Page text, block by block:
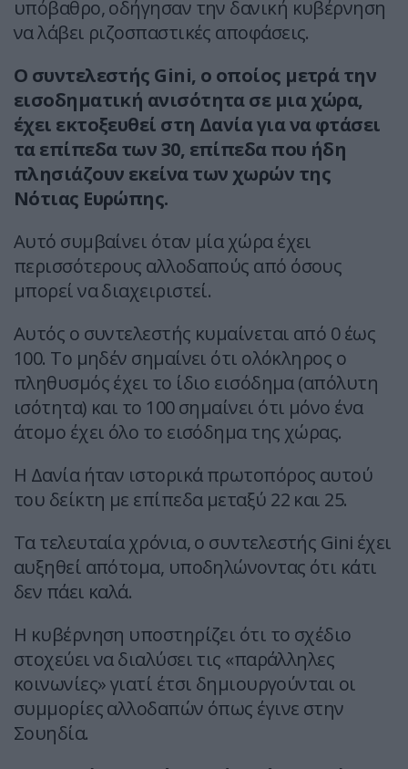
υπόβαθρο, οδήγησαν την δανική κυβέρνηση
να λάβει ριζοσπαστικές αποφάσεις.
Ο συντελεστής Gini, ο οποίος μετρά την
εισοδηματική ανισότητα σε μια χώρα,
έχει εκτοξευθεί στη Δανία για να φτάσει
τα επίπεδα των 30, επίπεδα που ήδη
πλησιάζουν εκείνα των χωρών της
Νότιας Ευρώπης.
Αυτό συμβαίνει όταν μία χώρα έχει
περισσότερους αλλοδαπούς από όσους
μπορεί να διαχειριστεί.
Αυτός ο συντελεστής κυμαίνεται από 0 έως
100. Το μηδέν σημαίνει ότι ολόκληρος ο
πληθυσμός έχει το ίδιο εισόδημα (απόλυτη
ισότητα) και το 100 σημαίνει ότι μόνο ένα
άτομο έχει όλο το εισόδημα της χώρας.
Η Δανία ήταν ιστορικά πρωτοπόρος αυτού
του δείκτη με επίπεδα μεταξύ 22 και 25.
Τα τελευταία χρόνια, ο συντελεστής Gini έχει
αυξηθεί απότομα, υποδηλώνοντας ότι κάτι
δεν πάει καλά.
Η κυβέρνηση υποστηρίζει ότι το σχέδιο
στοχεύει να διαλύσει τις «παράλληλες
κοινωνίες» γιατί έτσι δημιουργούνται οι
συμμορίες αλλοδαπών όπως έγινε στην
Σουηδία.